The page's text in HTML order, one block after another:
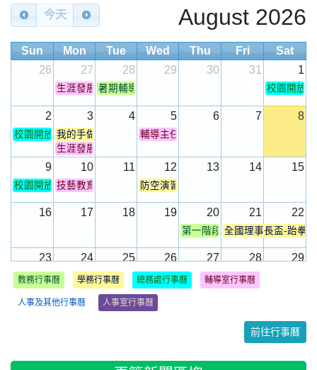
口說藝術全國第二名、客語戲劇全國第三名
賀！曾子墨同學參加111年度｢Cool English口說高手比賽」榮
獲口說高手獎
賀！陳愛佳同學榮獲「2022桃園客語說故事競賽」榮獲客語情
境式講古國中組第一名
賀！李侑庭同學榮獲「2022桃園客語說故事競賽」榮獲客語情
境式講古國中組第二名
賀！郭守胤同學榮獲「2022桃園客語說故事競賽」榮獲客語情
境式講古國中組第三名
賀！邱光翠同學榮獲「2022桃園客語說故事競賽」榮獲國中組
第二名
獲國中組第三名
賀！邱建發同學榮獲「2022桃園客語說故事競賽」榮獲國中組
競賽」榮獲國中組甲等
賀！曾子墨同學參加111年度｢Cool English英聽王比賽」榮獲
賀！恭賀本校客語口說藝術榮獲客語藝文賽北區特優
今天 August 2026
Sun Mon Tue Wed Thu Fri
Sat
26
27 28 29 30 31 1
生涯發展記錄手冊檢核週
暑期輔導結束 校園開放
2 3 4 5 6 7 8
校園開放6:00~14:00
我的手做小物
輔導主任研習-啟英高中
生涯發展教育相關活動準備週
9 10 11 12 13 14 15
校園開放6:00~14:00技藝教育開辦相關資料準備週
防空演習
16 17 18 19 20 21 22
第一階段轉學生與補報到新生
全國理事長盃-跆拳
23 24 25 26 27 28 29
全國理事長盃-跆拳 新生訓練 桃園市學務主任會議115-1期初校務會議
祖父母節
第二階段轉學生與補
30 31 1
幹部訓練
經濟弱勢學生就學費用補助及午餐...
經濟弱勢學生補助
教務行事曆 學務行事曆 總務處行事曆 輔導室行事曆
人事及其他行事曆 人事室行事曆
前往行事曆